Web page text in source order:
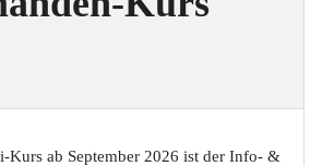
Kurs ab September 2026 ist der Info- &